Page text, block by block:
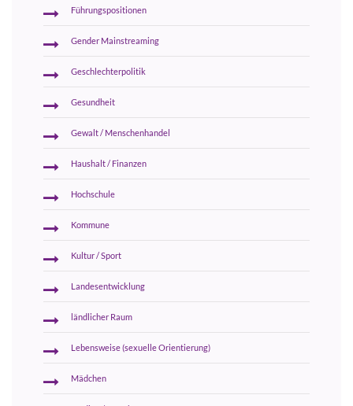
Führungspositionen
Gender Mainstreaming
Geschlechterpolitik
Gesundheit
Gewalt / Menschenhandel
Haushalt / Finanzen
Hochschule
Kommune
Kultur / Sport
Landesentwicklung
ländlicher Raum
Lebensweise (sexuelle Orientierung)
Mädchen